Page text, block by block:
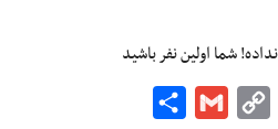
شما اولین نفر باشید
Balatarin
Copy
Gmail